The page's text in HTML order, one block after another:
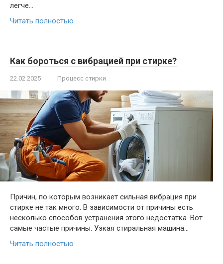
легче…
Читать полностью
Как бороться с вибрацией при стирке?
22.02.2025 Процесс стирки
Причин, по которым возникает сильная вибрация при
стирке не так много. В зависимости от причины есть
несколько способов устранения этого недостатка. Вот
самые частые причины: Узкая стиральная машина…
Читать полностью